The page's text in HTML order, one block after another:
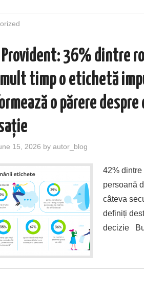
36% dintre
timp o etichetă
o părere despre
15, 2026 by autor_blog
42%
persoană
câteva
definiți
decizie